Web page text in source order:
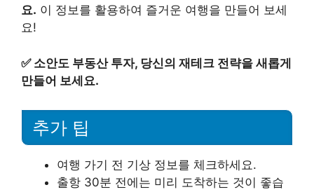
요. 이 정보를 활용하여 즐거운 여행을 만들어 보세
요!
✅ 소안도 부동산 투자, 당신의 재테크 전략을 새롭게
만들어 보세요.
추가 팁
여행 가기 전 기상 정보를 체크하세요.
출항 30분 전에는 미리 도착하는 것이 좋습